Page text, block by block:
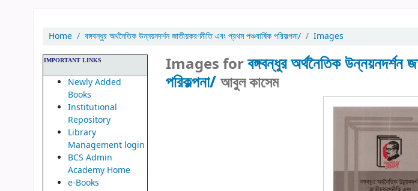
Home বঙ্গবন্ধুর অর্থনৈতিক উন্নয়নদর্শন জাতীয়করণনীতি এবং প্রথম পঞ্চবার্ষিক পরিকল্পনা/ Images
IMPORTANT LINKS
Newly Added
Books
Institutional
Repository
Library
Management login
BCS Admin
Academy Home
e-Books
Images forবঙ্গবন্ধুর অর্থনৈতিক উন্নয়নদর্শন
পরিকল্পনা/ আবুল কাসেম